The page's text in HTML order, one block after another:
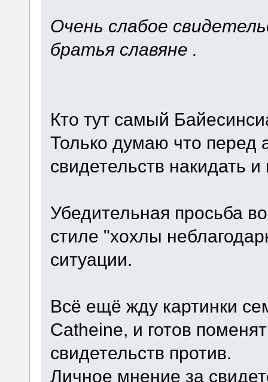
Очень слабое
братья славяне .
Кто тут самый
Только думаю что
свидетельств накидать
Убедительная просьба
стиле "хохлы
ситуации.
Всё ещё жду картинки
Catheine, и готов
свидетельств против.
Личное мнение за